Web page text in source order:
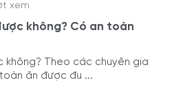
xem
không? Có an toàn
không? Theo các chuyên gia
ăn được đu ...